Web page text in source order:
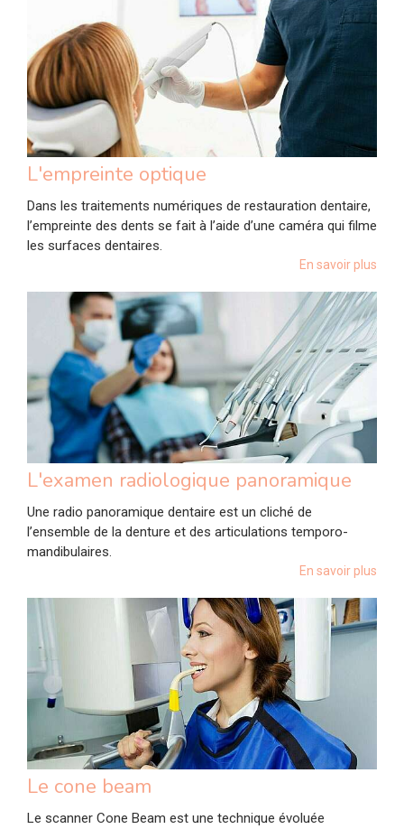
L'empreinte optique
Dans les traitements numériques de restauration dentaire,
l’empreinte des dents se fait à l’aide d’une caméra qui filme
les surfaces dentaires.
En savoir plus
L'examen radiologique panoramique
Une radio panoramique dentaire est un cliché de
l’ensemble de la denture et des articulations temporo-
mandibulaires.
En savoir plus
Le cone beam
Le scanner Cone Beam est une technique évoluée